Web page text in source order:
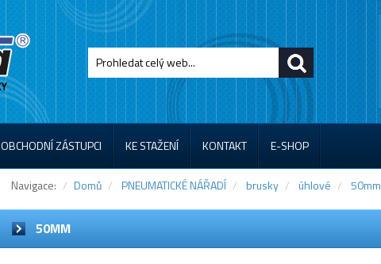
OBCHODNÍ ZÁSTUPCI KE STAŽENÍ KONTAKT E-SHOP
Navigace: Domů PNEUMATICKÉ NÁŘADÍ brusky úhlové 50mm
50MM